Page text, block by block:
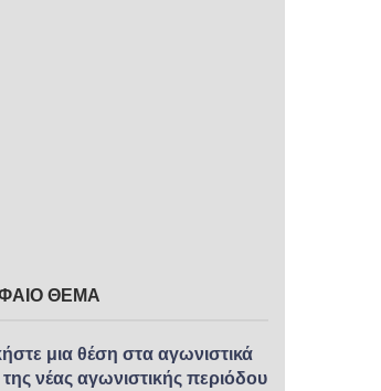
ΘΕΜΑ
μια θέση στα αγωνιστικά
νέας αγωνιστικής περιόδου